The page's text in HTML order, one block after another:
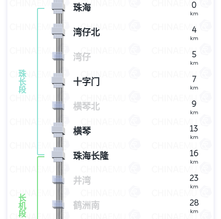
珠
长
段
0
km
珠海
4
km
湾仔北
5
km
湾仔
7
km
十字门
9
km
横琴北
13
km
横琴
长
机
段
16
km
珠海长隆
23
km
井湾
28
km
鹤洲南